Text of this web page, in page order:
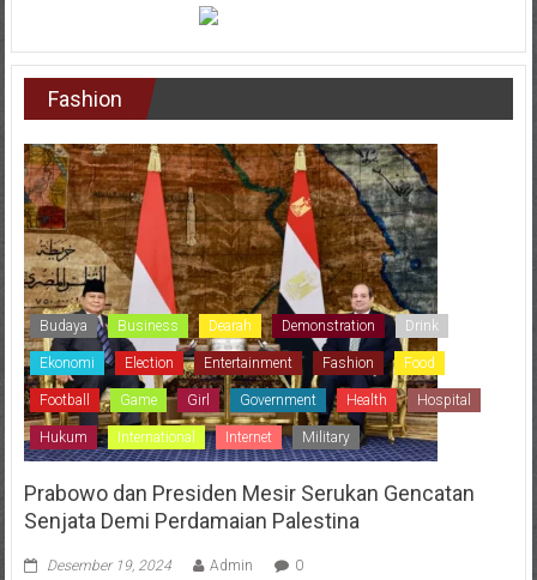
Fashion
Budaya Business Dearah Demonstration Drink
Ekonomi Election Entertainment Fashion Food
Football Game Girl Government Health Hospital
Hukum International Internet Military
Prabowo dan Presiden Mesir Serukan Gencatan
Senjata Demi Perdamaian Palestina
Desember 19, 2024 Admin 0